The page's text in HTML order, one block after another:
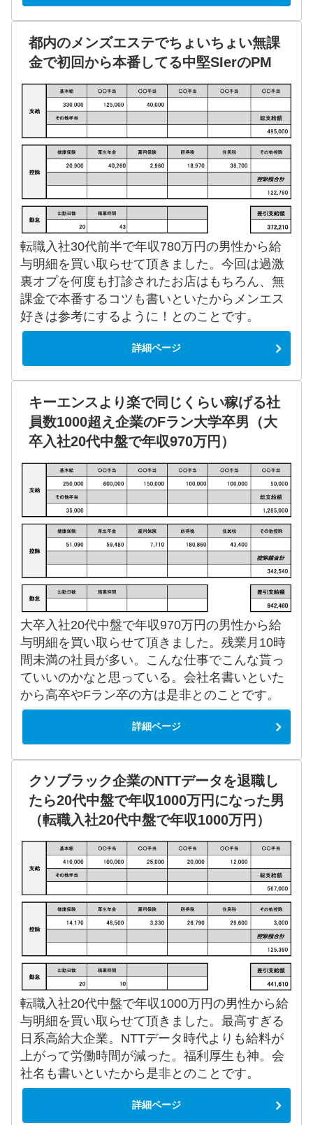
都内のメンズエステでちょいちょい無課
金で初回から本番してる中堅SIerのPM
転職入社30代前半で年収780万円の男性から給
与明細を買い取らせて頂きました。今回は過激
裏オプを何度も打診されたお店はもちろん、無
課金で本番するコツも書いといたからメンエス
好きは参考にするように！とのことです。
詳細ページ
キーエンスより楽で同じくらい稼げる社
員数1000超え企業のFラン大学卒男（大
卒入社20代中盤で年収970万円）
大卒入社20代中盤で年収970万円の男性から給
与明細を買い取らせて頂きました。残業月10時
間未満の社員が多い。こんな仕事でこんな貰っ
ていいのかなと思っている。会社名書いといた
から高卒やFラン卒の方は是非とのことです。
詳細ページ
クソブラック企業のNTTデータを退職し
たら20代中盤で年収1000万円になった男
（転職入社20代中盤で年収1000万円）
転職入社20代中盤で年収1000万円の男性から給
与明細を買い取らせて頂きました。最高すぎる
日系高給大企業。NTTデータ時代よりも給料が
上がって労働時間が減った。福利厚生も神。会
社名も書いといたから是非とのことです。
詳細ページ